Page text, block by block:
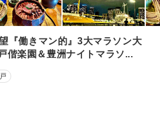
『働きマン的』3大マラソン大
偕楽園＆豊洲ナイトマラソ...